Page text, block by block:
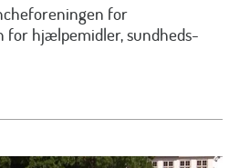
for
for hjælpemidler, sundheds-